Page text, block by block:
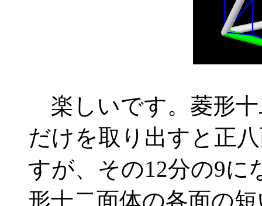
楽しいです。菱形十
だけを取り出すと正
すが、その12分の9に
形十二面体の各面の